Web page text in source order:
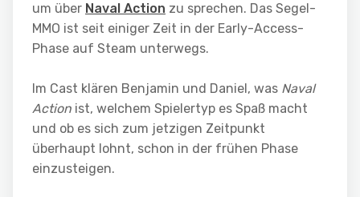
um über Naval Action zu sprechen. Das Segel-
MMO ist seit einiger Zeit in der Early-Access-
Phase auf Steam unterwegs.
Im Cast klären Benjamin und Daniel, was Naval
Action ist, welchem Spielertyp es Spaß macht
und ob es sich zum jetzigen Zeitpunkt
überhaupt lohnt, schon in der frühen Phase
einzusteigen.